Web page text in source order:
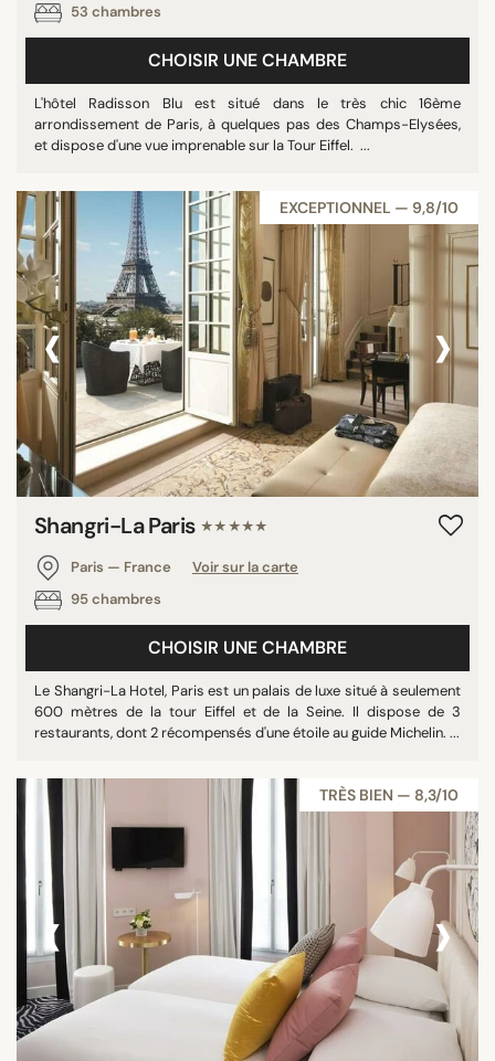
53 chambres
CHOISIR UNE CHAMBRE
L'hôtel Radisson Blu est situé dans le très chic 16ème
arrondissement de Paris, à quelques pas des Champs-Elysées,
et dispose d'une vue imprenable sur la Tour Eiffel. ...
EXCEPTIONNEL — 9,8/10
‹ ›
Shangri-La Paris ★★★★★
Paris — France
Voir sur la carte
95 chambres
CHOISIR UNE CHAMBRE
Le Shangri-La Hotel, Paris est un palais de luxe situé à seulement
600 mètres de la tour Eiffel et de la Seine. Il dispose de 3
restaurants, dont 2 récompensés d'une étoile au guide Michelin. ...
TRÈS BIEN — 8,3/10
‹ ›